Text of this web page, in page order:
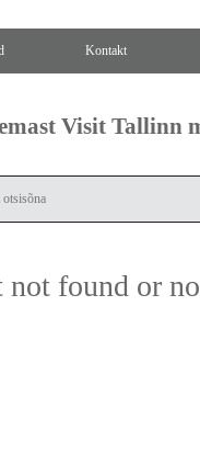
Kontakt
Visit Tallinn
not found or